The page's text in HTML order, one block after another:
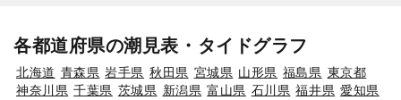
各都道府県の潮見表・タイドグラフ
北海道 青森県 岩手県 秋田県 宮城県 山形県 福島県 東京都
神奈川県 千葉県 茨城県 新潟県 富山県 石川県 福井県 愛知県